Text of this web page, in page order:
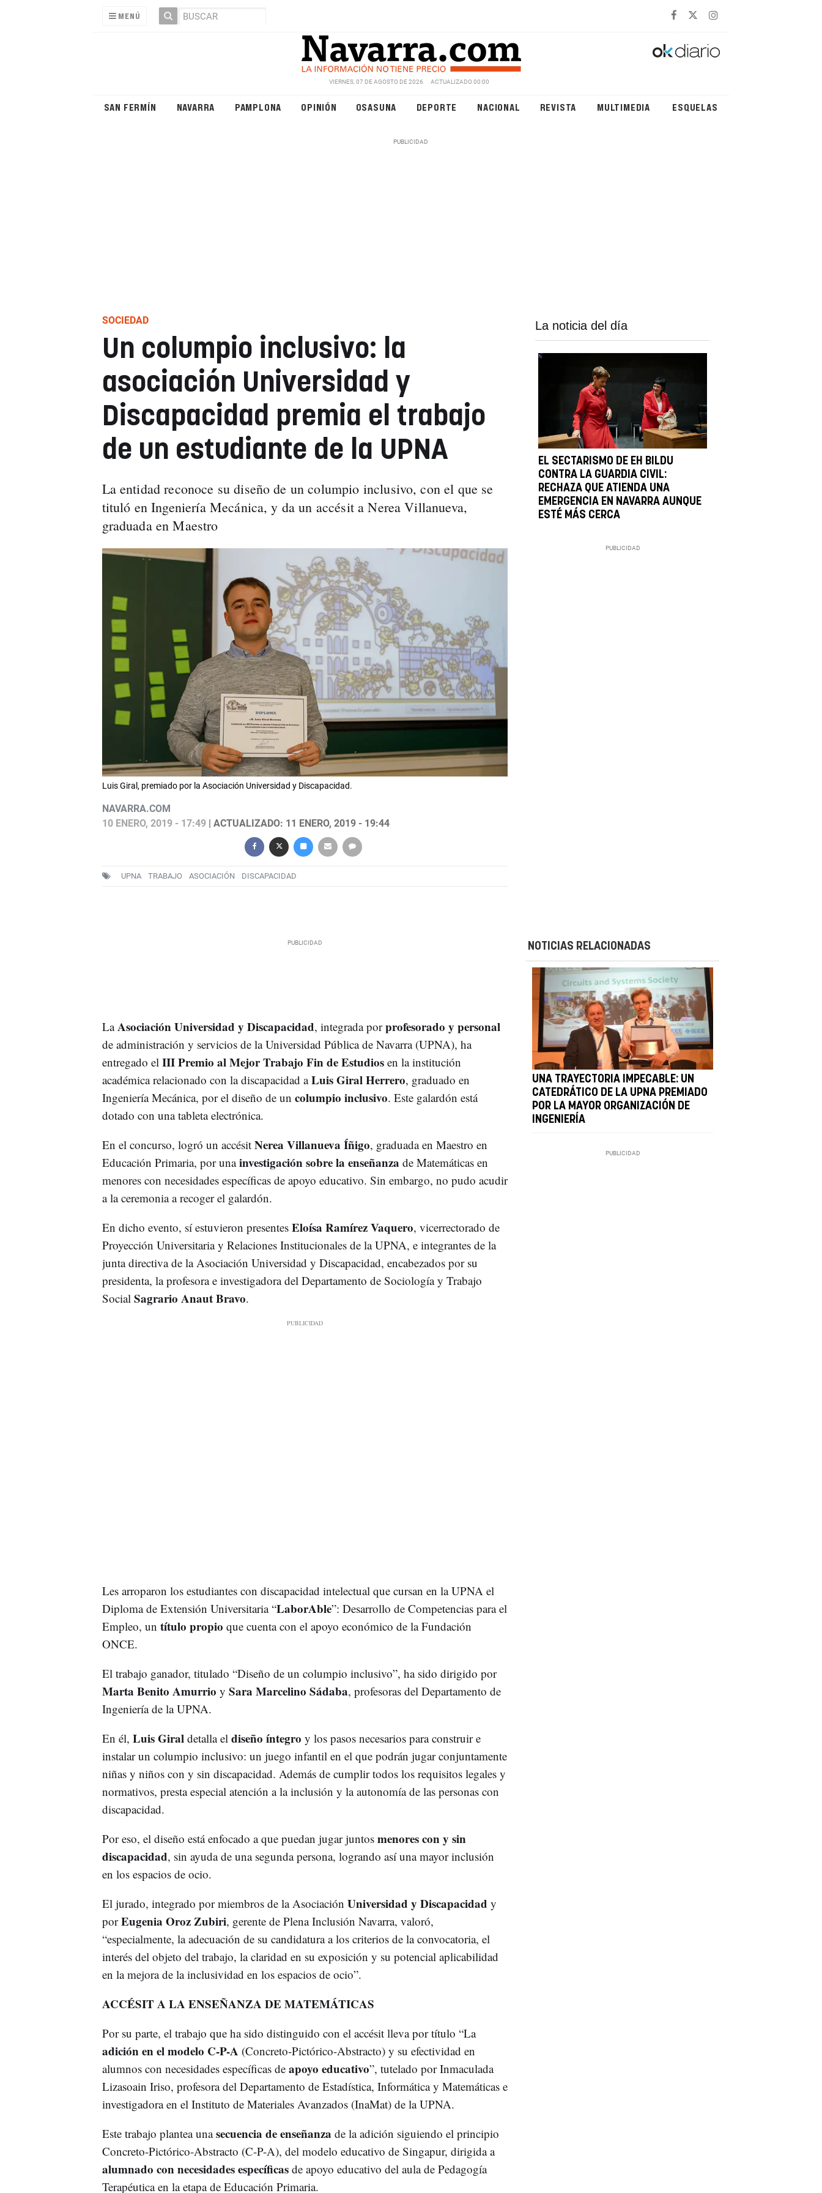
MENÚ
VIERNES, 07 DE AGOSTO DE 2026 ACTUALIZADO 00:00
SAN FERMÍN NAVARRA PAMPLONA OPINIÓN OSASUNA DEPORTE NACIONAL REVISTA MULTIMEDIA ESQUELAS
SOCIEDAD
Un columpio inclusivo: la
asociación Universidad y
Discapacidad premia el trabajo
de un estudiante de la UPNA
La entidad reconoce su diseño de un columpio inclusivo, con el que se
tituló en Ingeniería Mecánica, y da un accésit a Nerea Villanueva,
graduada en Maestro
Luis Giral, premiado por la Asociación Universidad y Discapacidad.
NAVARRA.COM
10 ENERO, 2019 - 17:49| ACTUALIZADO: 11 ENERO, 2019 - 19:44
UPNA TRABAJO ASOCIACIÓN DISCAPACIDAD
La noticia del día
EL SECTARISMO DE EH BILDU
CONTRA LA GUARDIA CIVIL:
RECHAZA QUE ATIENDA UNA
EMERGENCIA EN NAVARRA AUNQUE
ESTÉ MÁS CERCA
LaAsociación Universidad y Discapacidad, integrada porprofesorado y personal
de administración y servicios de la Universidad Pública de Navarra (UPNA), ha
entregado el III Premio al Mejor Trabajo Fin de Estudios en la institución
académica relacionado con la discapacidad aLuis Giral Herrero, graduado en
Ingeniería Mecánica, por el diseño de un columpio inclusivo. Este galardón está
dotado con una tableta electrónica.
En el concurso, logró un accésit Nerea Villanueva Íñigo, graduada en Maestro en
Educación Primaria, por unainvestigación sobre la enseñanza de Matemáticas en
menores con necesidades específicas de apoyo educativo. Sin embargo, no pudo acudir
a la ceremonia a recoger el galardón.
En dicho evento, sí estuvieron presentesEloísa Ramírez Vaquero, vicerrectorado de
Proyección Universitaria y Relaciones Institucionales de la UPNA, e integrantes de la
junta directiva de la Asociación Universidad y Discapacidad, encabezados por su
presidenta, la profesora e investigadora del Departamento de Sociología y Trabajo
Social Sagrario Anaut Bravo.
Les arroparon los estudiantes con discapacidad intelectual que cursan en la UPNA el
Diploma de Extensión Universitaria “LaborAble”: Desarrollo de Competencias para el
Empleo, un título propio que cuenta con el apoyo económico de la Fundación
ONCE.
El trabajo ganador, titulado “Diseño de un columpio inclusivo”, ha sido dirigido por
Marta Benito Amurrio y Sara Marcelino Sádaba, profesoras del Departamento de
Ingeniería de la UPNA.
En él, Luis Giral detalla el diseño íntegro y los pasos necesarios para construir e
instalar un columpio inclusivo: un juego infantil en el que podrán jugar conjuntamente
niñas y niños con y sin discapacidad. Además de cumplir todos los requisitos legales y
normativos, presta especial atención a la inclusión y la autonomía de las personas con
discapacidad.
Por eso, el diseño está enfocado a que puedan jugar juntos menores con y sin
discapacidad, sin ayuda de una segunda persona, logrando así una mayor inclusión
en los espacios de ocio.
El jurado, integrado por miembros de la Asociación Universidad y Discapacidad y
porEugenia Oroz Zubiri, gerente de Plena Inclusión Navarra, valoró,
“especialmente, la adecuación de su candidatura a los criterios de la convocatoria, el
interés del objeto del trabajo, la claridad en su exposición y su potencial aplicabilidad
en la mejora de la inclusividad en los espacios de ocio”.
ACCÉSIT A LA ENSEÑANZA DE MATEMÁTICAS
Por su parte, el trabajo que ha sido distinguido con el accésit lleva por título “La
adición en el modelo C-P-A (Concreto-Pictórico-Abstracto) y su efectividad en
alumnos con necesidades específicas de apoyo educativo”, tutelado por Inmaculada
Lizasoain Iriso, profesora del Departamento de Estadística, Informática y Matemáticas e
investigadora en el Instituto de Materiales Avanzados (InaMat) de la UPNA.
Este trabajo plantea unasecuencia de enseñanza de la adición siguiendo el principio
Concreto-Pictórico-Abstracto (C-P-A), del modelo educativo de Singapur, dirigida a
alumnado con necesidades específicasde apoyo educativo del aula de Pedagogía
Terapéutica en la etapa de Educación Primaria.
NOTICIAS RELACIONADAS
UNA TRAYECTORIA IMPECABLE: UN
CATEDRÁTICO DE LA UPNA PREMIADO
POR LA MAYOR ORGANIZACIÓN DE
INGENIERÍA